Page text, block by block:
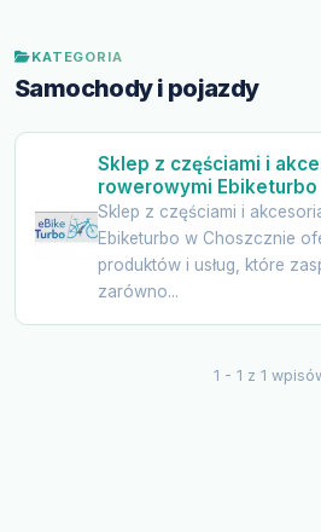
KATEGORIA
Samochody i pojazdy
Sklep z częściami i
rowerowymi Ebiketurbo
Sklep z częściami i
Ebiketurbo w Choszcznie
produktów i usług, które
zarówno...
1 - 1 z 1